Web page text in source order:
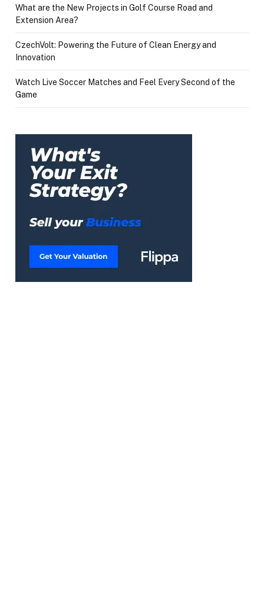
What are the New Projects in Golf Course Road and
Extension Area?
CzechVolt: Powering the Future of Clean Energy and
Innovation
Watch Live Soccer Matches and Feel Every Second of the
Game